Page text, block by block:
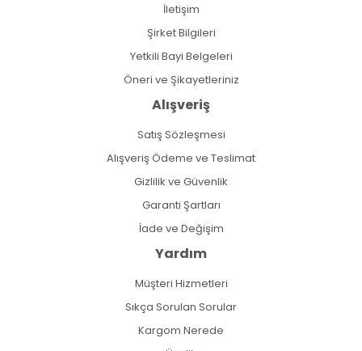
İletişim
Şirket Bilgileri
Yetkili Bayi Belgeleri
Öneri ve Şikayetleriniz
Alışveriş
Satış Sözleşmesi
Alışveriş Ödeme ve Teslimat
Gizlilik ve Güvenlik
Garanti Şartları
İade ve Değişim
Yardım
Müşteri Hizmetleri
Sıkça Sorulan Sorular
Kargom Nerede